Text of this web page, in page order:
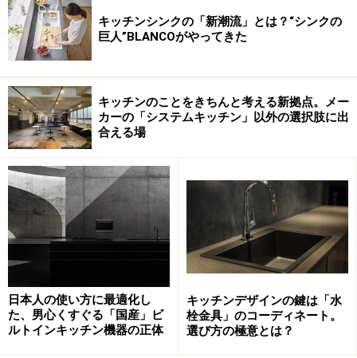
自分らしい暮らしを実現するためのキッチ
ンへ
現代のライフスタイルを簡単にまとめると「自己実現」
です。自分らしい暮らし、自分らしい生活をいかに実現
できるか。それこそが最大のポイントです。そんな中、
キッチンシンクの「新潮流」とは？“シンクの
巨人”BLANCOがやってきた
キッチンのことをきちんと考える新拠点。メー
カーの「システムキッチン」以外の選択肢に出
合える場
日本人の使い方に最適化し
た、男心くすぐる「国産」ビ
ルトインキッチン機器の正体
キッチンデザインの鍵は「水
栓金具」のコーディネート。
選び方の極意とは？